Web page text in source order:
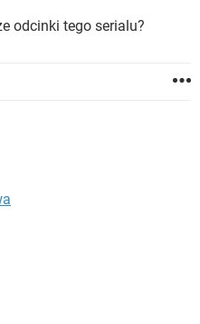
NETFLIX
odcinki tego serialu?